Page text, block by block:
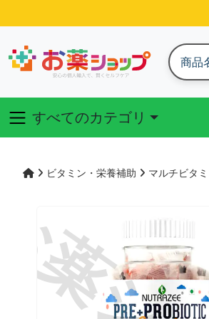
すべてのカテゴリ
ビタミン・栄養補助 マルチビタ